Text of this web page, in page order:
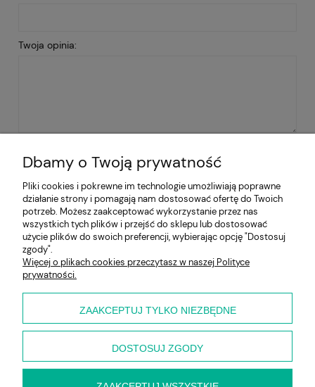
Twoja opinia:
Pomoc
Moje konto
Płatności i dostawa
Dbamy o Twoją prywatność
Pliki cookies i pokrewne im technologie umożliwiają poprawne
działanie strony i pomagają nam dostosować ofertę do Twoich
potrzeb. Możesz zaakceptować wykorzystanie przez nas
wszystkich tych plików i przejść do sklepu lub dostosować
użycie plików do swoich preferencji, wybierając opcję "Dostosuj
zgody".
Więcej o plikach cookies przeczytasz w naszej Polityce
prywatności.
ZAAKCEPTUJ TYLKO NIEZBĘDNE
DOSTOSUJ ZGODY